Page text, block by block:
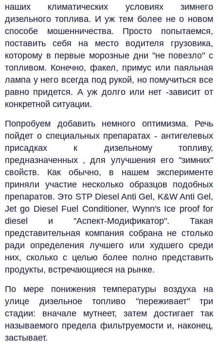
наших климатических условиях зимнего
дизельного топлива. И уж тем более не о новом
способе мошенничества. Просто попытаемся,
поставить себя на место водителя грузовика,
которому в первые морозные дни "не повезло" с
топливом. Конечно, факел, примус или паяльная
лампа у него всегда под рукой, но помучиться все
равно придется. А уж долго или нет -зависит от
конкретной ситуации.
Попробуем добавить немного оптимизма. Речь
пойдет о специальных препаратах - антигелевых
присадках к дизельному топливу,
предназначенных , для улучшения его "зимних"
свойств. Как обычно, в нашем эксперименте
приняли участие несколько образцов подобных
препаратов. Это STP Diesel Anti Gel, K&W Anti Gel,
Jet go Diesel Fuel Conditioner, Wynn's Ice proof for
diesel и "Аспект-Модификатор". Такая
представительная компания собрана не столько
ради определения лучшего или худшего среди
них, сколько с целью более полно представить
продукты, встречающиеся на рынке.
По мере понижения температуры воздуха на
улице дизельное топливо "переживает" три
стадии: вначале мутнеет, затем достигает так
называемого предела фильтруемости и, наконец,
застывает.